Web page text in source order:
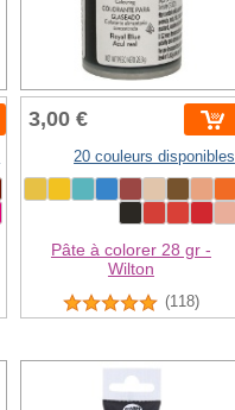
3,00 €
20 couleurs disponibles
Pâte à colorer 28 gr -
Wilton
(118)